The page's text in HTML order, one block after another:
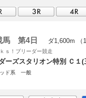
第4日 ダ1,600m （
ｓ！ブリーダー競走
ーズスタリオン特別 Ｃ
ッド系 一般